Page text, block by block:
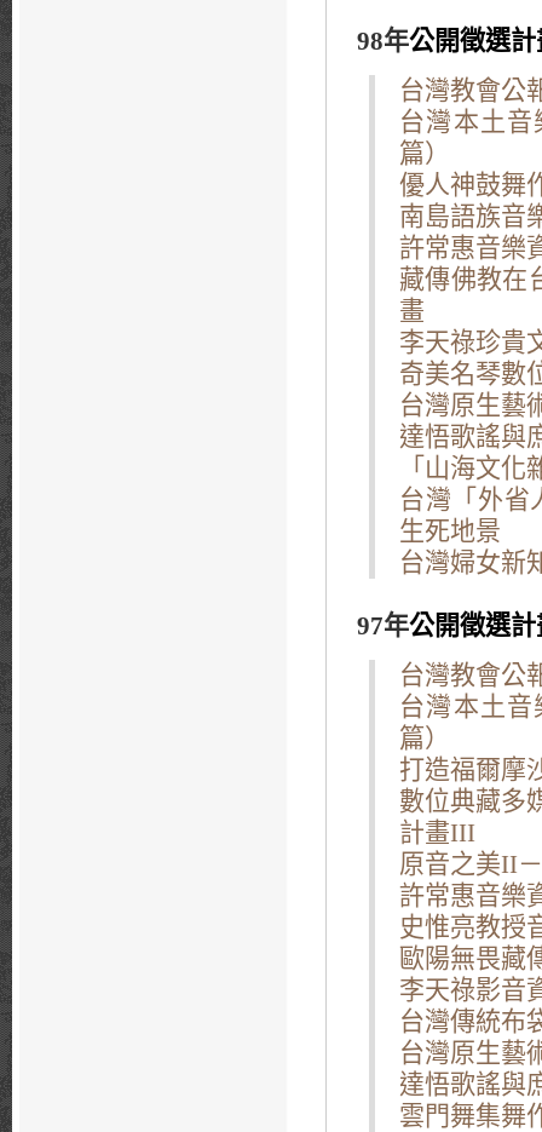
98年公開徵選計
台灣教會公
台灣本土
篇）
優人神鼓舞
南島語族音
許常惠音樂
藏傳佛教在
畫
李天祿珍貴
奇美名琴數
台灣原生藝
達悟歌謠與
「山海文
台灣「外
生死地景
台灣婦女新
97年公開徵選計
台灣教會公
台灣本土
篇）
打造福爾摩
數位典藏多
計畫III
原音之美II
許常惠音樂
史惟亮教授
歐陽無畏藏
李天祿影音
台灣傳統布
台灣原生藝
達悟歌謠與
雲門舞集舞